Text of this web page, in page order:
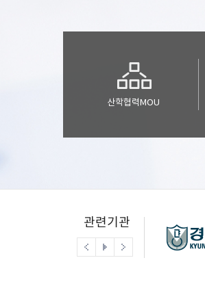
산학협력MOU
관련기관